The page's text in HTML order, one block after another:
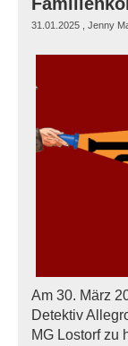
31.01.2025 , Jenny
Am 30. März
Detektiv
MG Lostorf zu